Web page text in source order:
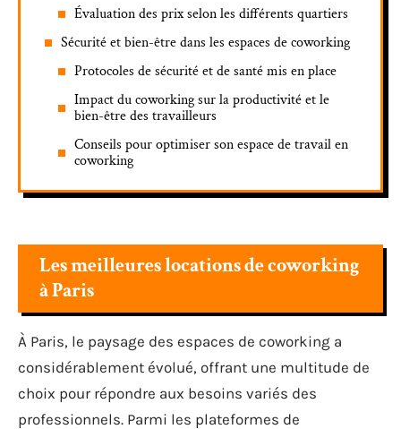
Évaluation des prix selon les différents quartiers
Sécurité et bien-être dans les espaces de coworking
Protocoles de sécurité et de santé mis en place
Impact du coworking sur la productivité et le
bien-être des travailleurs
Conseils pour optimiser son espace de travail en
coworking
Les meilleures locations de coworking
à Paris
À Paris, le paysage des espaces de coworking a
considérablement évolué, offrant une multitude de
choix pour répondre aux besoins variés des
professionnels. Parmi les plateformes de